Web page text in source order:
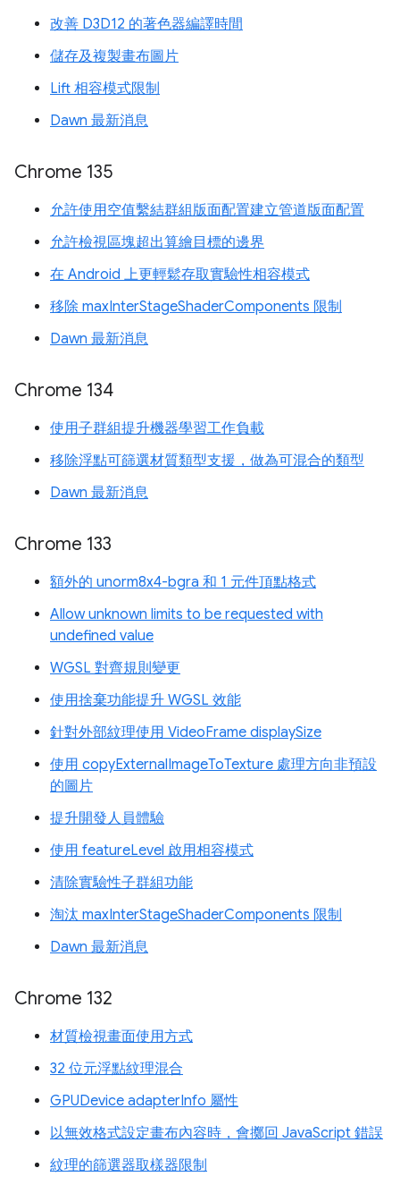
改善 D3D12 的著色器編譯時間
儲存及複製畫布圖片
Lift 相容模式限制
Dawn 最新消息
Chrome 135
允許使用空值繫結群組版面配置建立管道版面配置
允許檢視區塊超出算繪目標的邊界
在 Android 上更輕鬆存取實驗性相容模式
移除 maxInterStageShaderComponents 限制
Dawn 最新消息
Chrome 134
使用子群組提升機器學習工作負載
移除浮點可篩選材質類型支援，做為可混合的類型
Dawn 最新消息
Chrome 133
額外的 unorm8x4-bgra 和 1 元件頂點格式
Allow unknown limits to be requested with
undefined value
WGSL 對齊規則變更
使用捨棄功能提升 WGSL 效能
針對外部紋理使用 VideoFrame displaySize
使用 copyExternalImageToTexture 處理方向非預設
的圖片
提升開發人員體驗
使用 featureLevel 啟用相容模式
清除實驗性子群組功能
淘汰 maxInterStageShaderComponents 限制
Dawn 最新消息
Chrome 132
材質檢視畫面使用方式
32 位元浮點紋理混合
GPUDevice adapterInfo 屬性
以無效格式設定畫布內容時，會擲回 JavaScript 錯誤
紋理的篩選器取樣器限制